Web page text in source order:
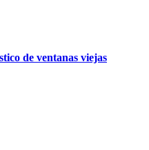
de ventanas viejas